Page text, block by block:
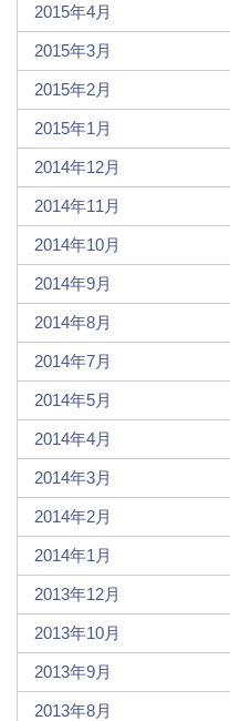
2015年4月
2015年3月
2015年2月
2015年1月
2014年12月
2014年11月
2014年10月
2014年9月
2014年8月
2014年7月
2014年5月
2014年4月
2014年3月
2014年2月
2014年1月
2013年12月
2013年10月
2013年9月
2013年8月